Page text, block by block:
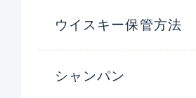
ウイスキー保管方法
シャンパン